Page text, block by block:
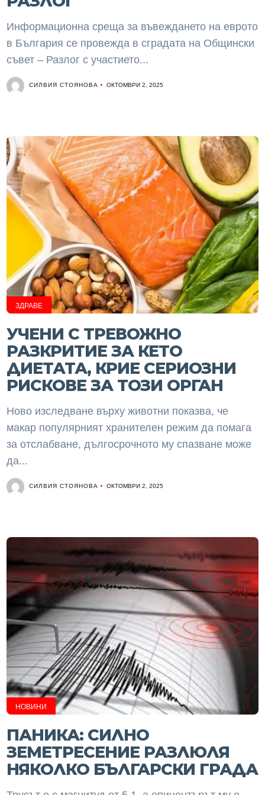
Информационна среща за въвеждането на еврото
в България се провежда в сградата на Общински
съвет – Разлог с участието...
СИЛВИЯ СТОЯНОВА ОКТОМВРИ 2, 2025
ЗДРАВЕ
УЧЕНИ С ТРЕВОЖНО
РАЗКРИТИЕ ЗА КЕТО
ДИЕТАТА, КРИЕ СЕРИОЗНИ
РИСКОВЕ ЗА ТОЗИ ОРГАН
Ново изследване върху животни показва, че
макар популярният хранителен режим да помага
за отслабване, дългосрочното му спазване може
да...
СИЛВИЯ СТОЯНОВА ОКТОМВРИ 2, 2025
НОВИНИ
ПАНИКА: СИЛНО
ЗЕМЕТРЕСЕНИЕ РАЗЛЮЛЯ
НЯКОЛКО БЪЛГАРСКИ ГРАДА